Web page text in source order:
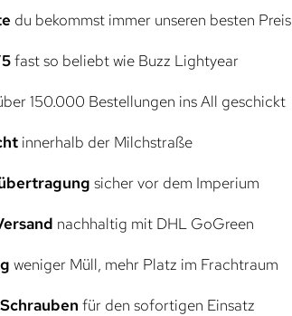
du bekommst immer unseren besten Preis
fast so beliebt wie Buzz Lightyear
150.000 Bestellungen ins All geschickt
innerhalb der Milchstraße
sicher vor dem Imperium
nachhaltig mit DHL GoGreen
weniger Müll, mehr Platz im Frachtraum
für den sofortigen Einsatz